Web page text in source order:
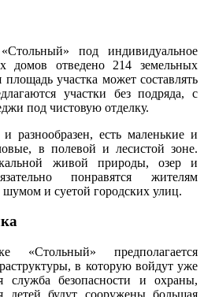
под индивидуальное
домов отведено 214 земельных
площадь участка может составлять
участки без подряда, с
под чистовую отделку.
разнообразен, есть маленькие и
в полевой и лесистой зоне.
живой природы, озер и
понравятся жителям
и суетой городских улиц.
«Стольный» предполагается
в которую войдут уже
служба безопасности и охраны,